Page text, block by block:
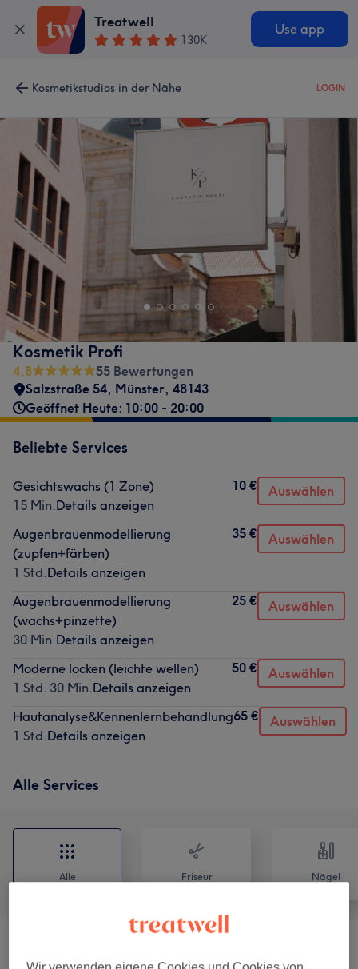
Treatwell
130K
Use app
Kosmetikstudios in der Nähe LOGIN
Kosmetik Profi
4,8
55 Bewertungen
Salzstraße 54, Münster, 48143
Geöffnet Heute: 10:00 - 20:00
Beliebte Services
Gesichtswachs (1 Zone)
15 Min.Details anzeigen
10 € Auswählen
Augenbrauenmodellierung
(zupfen+färben)
1 Std.Details anzeigen
35 € Auswählen
Augenbrauenmodellierung
(wachs+pinzette)
30 Min.Details anzeigen
25 € Auswählen
Moderne locken (leichte wellen)
1 Std. 30 Min.Details anzeigen
50 € Auswählen
Hautanalyse&Kennenlernbehandlung
1 Std.Details anzeigen
65 € Auswählen
Alle Services
Alle Friseur Nägel